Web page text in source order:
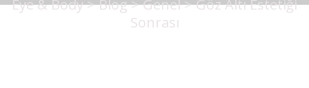
Eye & Body>Blog>Genel>Göz Altı Estetiği
Sonrası